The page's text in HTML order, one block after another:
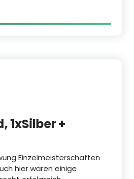
1xSilber +
Einzelmeisterschaften
hier waren einige